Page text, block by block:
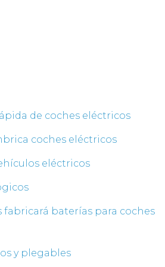
de coches eléctricos
coches eléctricos
eléctricos
fabricará baterías para coches
y plegables